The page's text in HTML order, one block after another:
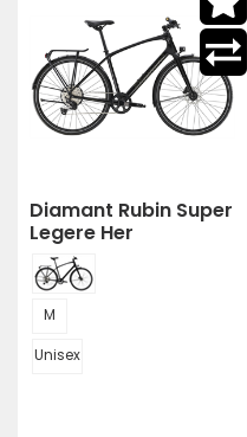
Diamant Rubin Super
Legere Her
M
Unisex